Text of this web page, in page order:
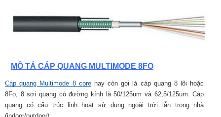
MÔ TẢ CÁP QUANG MULTIMODE 8FO
Cáp quang Multimode 8 corehay còn gọi là cáp quang 8 lõi hoặc
8Fo, 8 sợi quang có đường kính là 50/125um và 62,5/125um. Cáp
quang có cấu trúc linh hoạt sử dụng ngoài trời lẫn trong nhà